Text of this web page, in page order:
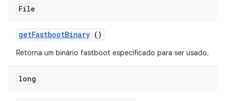
File
getFastbootBinary ()
Retorna um binário fastboot especificado para ser usado.
long